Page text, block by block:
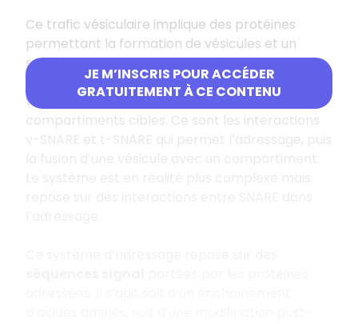
JE M’INSCRIS POUR ACCÉDER
GRATUITEMENT À CE CONTENU
Ce trafic vésiculaire implique des protéines
permettant la formation de vésicules et un
système d’adressage. Les protéines de ciblages
SNARE. On distingue les v-SNARE,
vésiculaires et les t-SNARE, qui sont sur les
compartiments cibles. Ce sont les interactions